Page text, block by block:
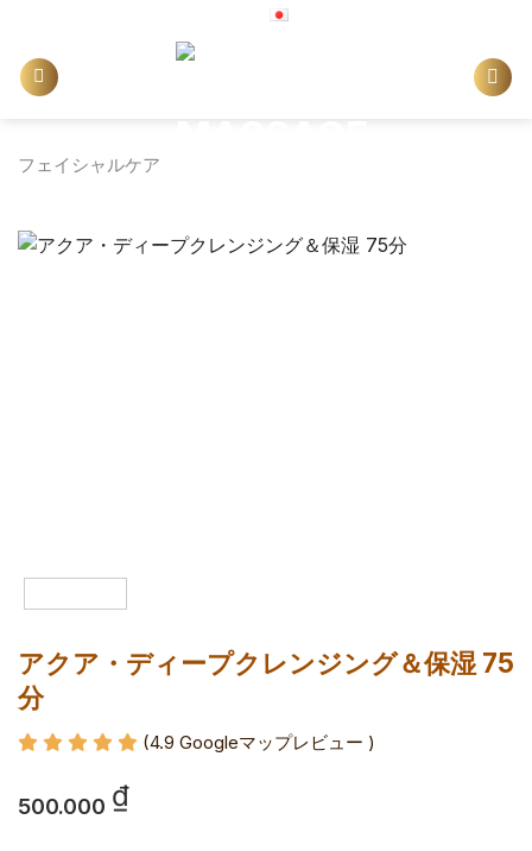
content
フェイシャルケア
アクア・ディープクレンジング＆保湿 75
分
(4.9 Googleマップレビュー )
500.000 ₫